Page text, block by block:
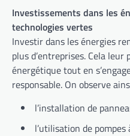
Investissements dans les
technologies vertes
Investir dans les énergies
plus d’entreprises. Cela
énergétique tout en
responsable. On observe
l’installation de
l’utilisation de pompes